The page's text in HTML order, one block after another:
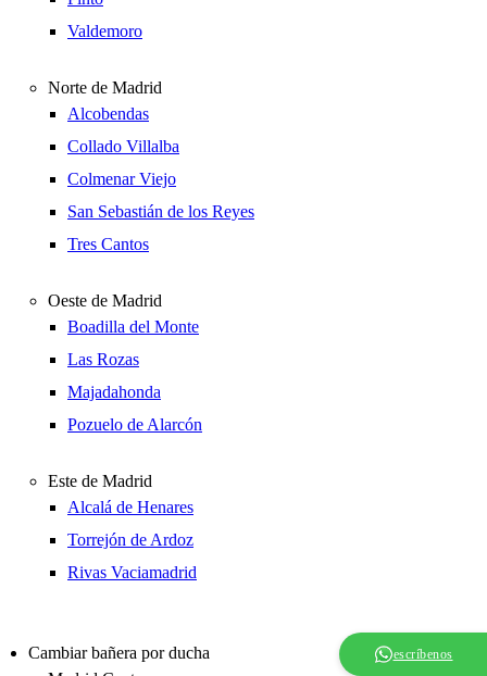
Valdemoro
Norte de Madrid
Alcobendas
Collado Villalba
Colmenar Viejo
San Sebastián de los Reyes
Tres Cantos
Oeste de Madrid
Boadilla del Monte
Las Rozas
Majadahonda
Pozuelo de Alarcón
Este de Madrid
Alcalá de Henares
Torrejón de Ardoz
Rivas Vaciamadrid
Cambiar bañera por ducha
escríbenos